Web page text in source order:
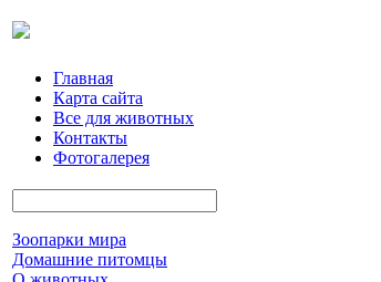
Главная
Карта сайта
Все для животных
Контакты
Фотогалерея
Зоопарки мира
Домашние питомцы